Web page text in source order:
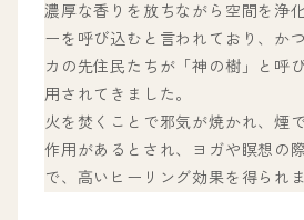
濃厚な香りを放ちながら空間を浄
ーを呼び込むと言われており、か
カの先住民たちが「神の樹」と呼
用されてきました。
火を焚くことで邪気が焼かれ、煙
作用があるとされ、ヨガや瞑想の
で、高いヒーリング効果を得られま